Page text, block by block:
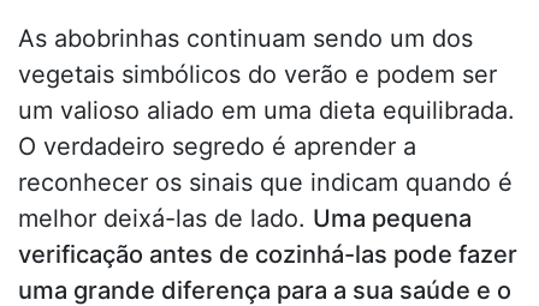
As abobrinhas continuam sendo um dos
vegetais simbólicos do verão e podem ser
um valioso aliado em uma dieta equilibrada.
O verdadeiro segredo é aprender a
reconhecer os sinais que indicam quando é
melhor deixá-las de lado. Uma pequena
verificação antes de cozinhá-las pode fazer
uma grande diferença para a sua saúde e o